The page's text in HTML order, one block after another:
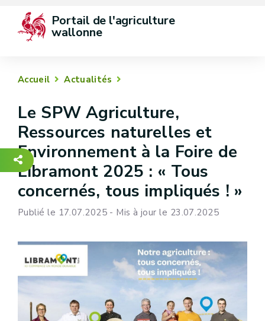
Portail de l'agriculture
wallonne
Accueil Actualités
Le SPW Agriculture,
Ressources naturelles et
Environnement à la Foire de
Libramont 2025 : « Tous
concernés, tous impliqués ! »
Publié le 17.07.2025 - Mis à jour le 23.07.2025